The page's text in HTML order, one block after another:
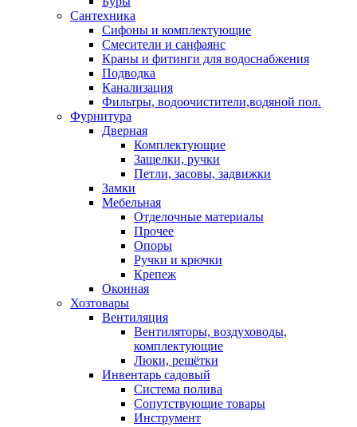
Сантехника
Сифоны и комплектующие
Смесители и санфаянс
Краны и фитинги для водоснабжения
Подводка
Канализация
Фильтры, водоочистители,водяной пол.
Фурнитура
Дверная
Комплектующие
Защелки, ручки
Петли, засовы, задвижки
Замки
Мебельная
Отделочные материалы
Прочее
Опоры
Ручки и крючки
Крепеж
Оконная
Хозтовары
Вентиляция
Вентиляторы, воздуховоды,
комплектующие
Люки, решётки
Инвентарь садовый
Система полива
Сопутствующие товары
Инструмент